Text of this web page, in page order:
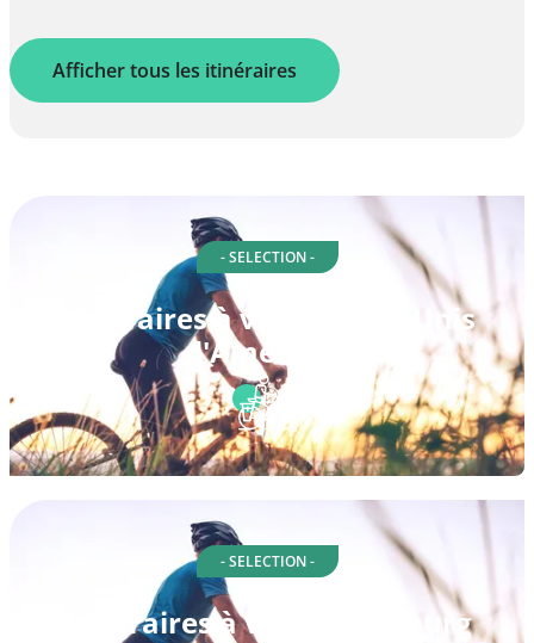
Afficher tous les itinéraires
- SELECTION -
Itinéraires à vélo à États-Unis
d'Amérique
- SELECTION -
Itinéraires à vélo à Fitchburg